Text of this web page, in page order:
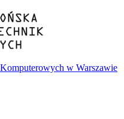
w Warszawie